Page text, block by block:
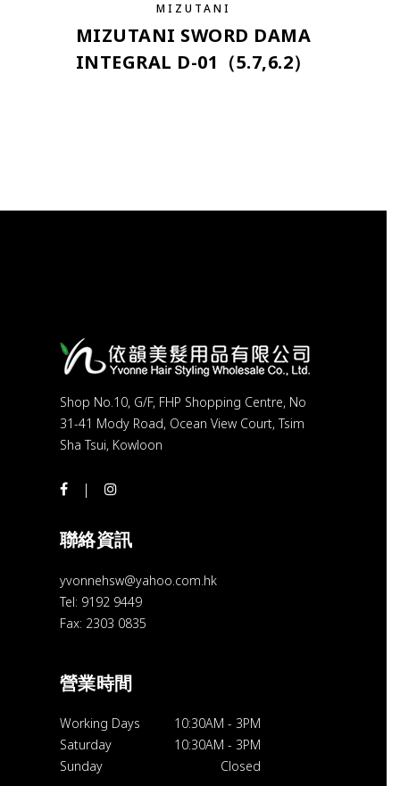
MIZUTANI
MIZUTANI SWORD DAMA
INTEGRAL D-01（5.7,6.2）
Shop No.10, G/F, FHP Shopping Centre, No
31-41 Mody Road, Ocean View Court, Tsim
Sha Tsui, Kowloon
聯絡資訊
yvonnehsw@yahoo.com.hk
Tel: 9192 9449
Fax: 2303 0835
營業時間
Working Days 10:30AM - 3PM
Saturday
10:30AM - 3PM
Sunday
Closed